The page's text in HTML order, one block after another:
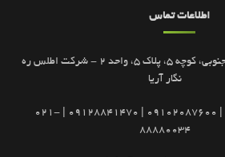
اطلاعات تماس
تهران، خیابان گاندی جنوبی، کوچه 5، پلاک 5، واحد 2 - شرکت اطلس ره
نگار آریا
09102087500 | 09102087600 | 09128841470 | 021-
88880034